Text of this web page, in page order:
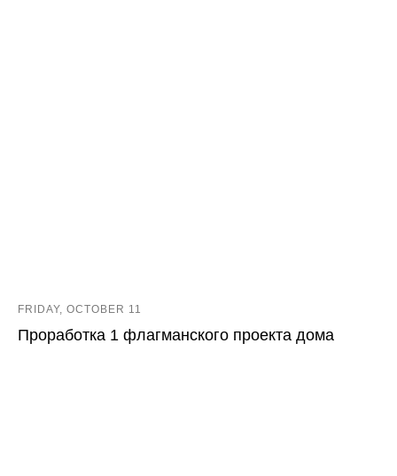
FRIDAY, OCTOBER 11
Проработка 1 флагманского проекта дома